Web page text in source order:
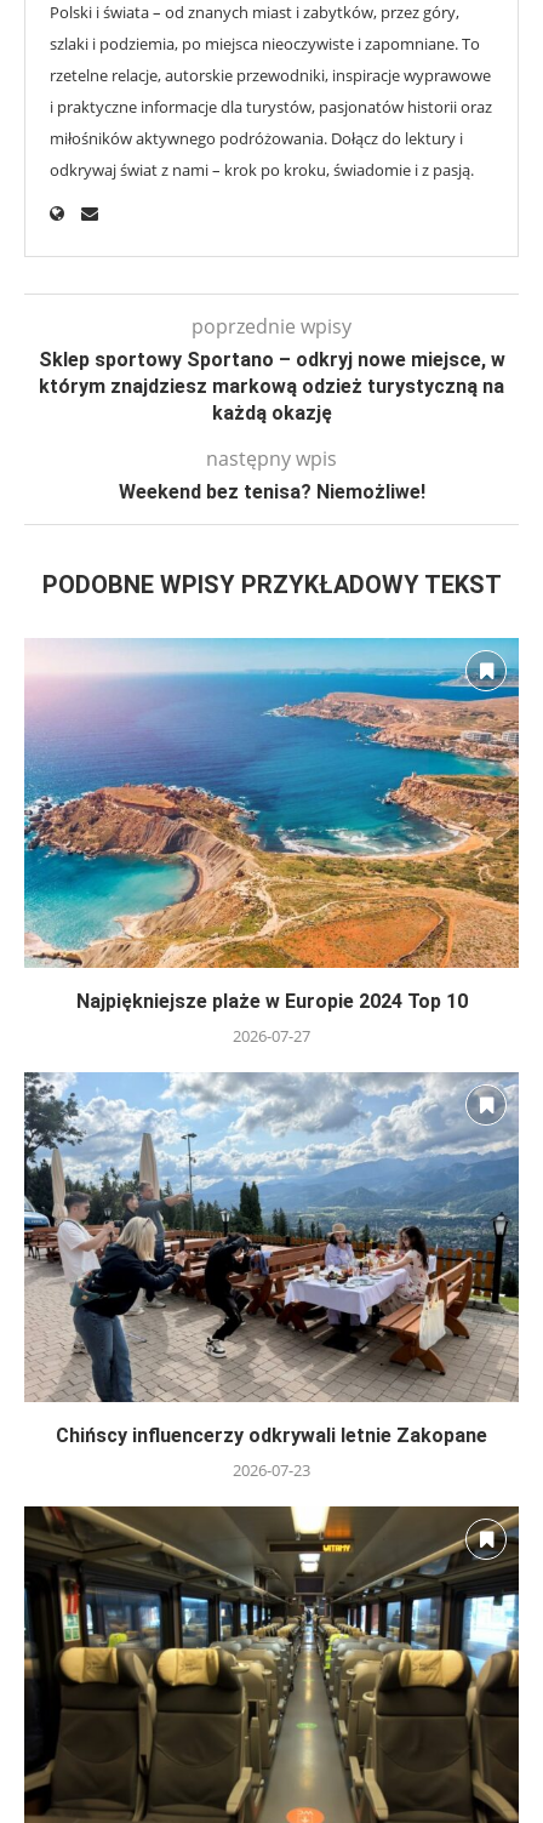
Polski i świata – od znanych miast i zabytków, przez góry,
szlaki i podziemia, po miejsca nieoczywiste i zapomniane. To
rzetelne relacje, autorskie przewodniki, inspiracje wyprawowe
i praktyczne informacje dla turystów, pasjonatów historii oraz
miłośników aktywnego podróżowania. Dołącz do lektury i
odkrywaj świat z nami – krok po kroku, świadomie i z pasją.
poprzednie wpisy
Sklep sportowy Sportano – odkryj nowe miejsce, w
którym znajdziesz markową odzież turystyczną na
każdą okazję
następny wpis
Weekend bez tenisa? Niemożliwe!
PODOBNE WPISY PRZYKŁADOWY TEKST
Najpiękniejsze plaże w Europie 2024 Top 10
2026-07-27
Chińscy influencerzy odkrywali letnie Zakopane
2026-07-23